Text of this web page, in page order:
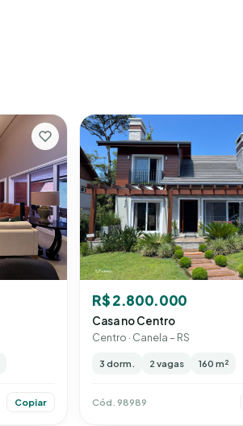
Copiar
R$ 2.800.000
Casa no Centro
Centro · Canela – RS
3 dorm. 2 vagas 160 m²
Cód. 98989